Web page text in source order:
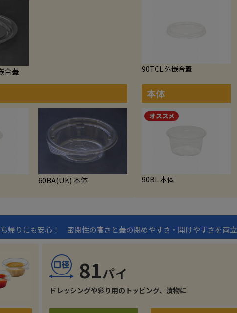
合蓋
60BA(UK) 本体
90TCL 外嵌合蓋
本体
90BL 本体
帰りにも安心！ 密閉性の高さと蓋の閉めやすさ・開けやすさを両立
81
ドレッシングや彩り用のトッピング、漬物に